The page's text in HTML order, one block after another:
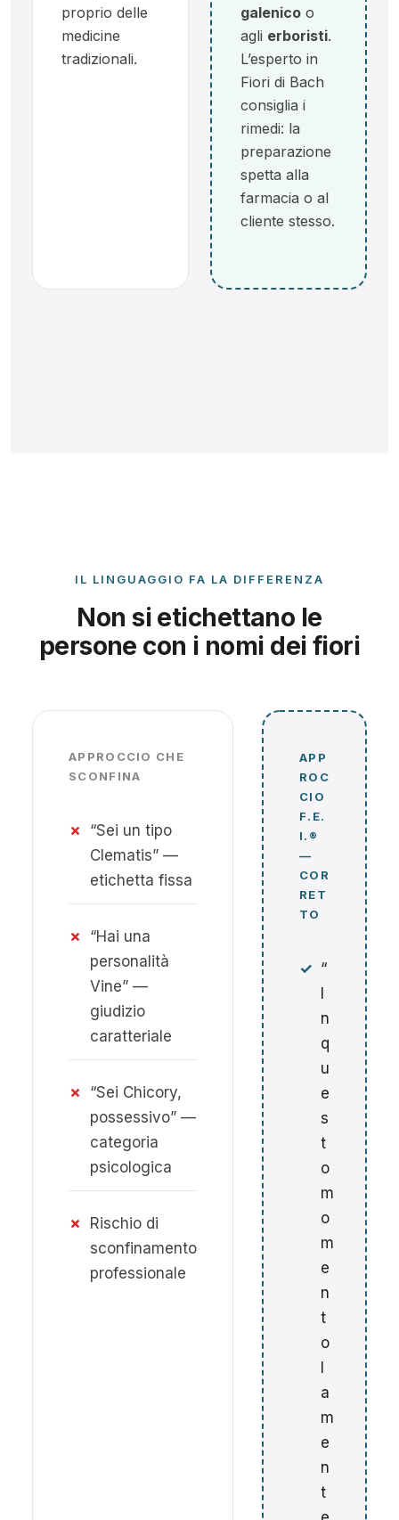
proprio delle
medicine
tradizionali.
galenico o
agli erboristi.
L’esperto in
Fiori di Bach
consiglia i
rimedi: la
preparazione
spetta alla
farmacia o al
cliente stesso.
IL LINGUAGGIO FA LA DIFFERENZA
Non si etichettano le
persone con i nomi dei fiori
APPROCCIO CHE
SCONFINA
✗
“Sei un tipo
Clematis” —
etichetta fissa
✗
“Hai una
personalità
Vine” —
giudizio
caratteriale
✗
“Sei Chicory,
possessivo” —
categoria
psicologica
✗
Rischio di
sconfinamento
professionale
APP
ROC
CIO
F.E.
I.®
—
COR
RET
TO
✓ “
n
q
u
e
s
t
o
m
o
m
e
n
t
o
a
m
e
n
t